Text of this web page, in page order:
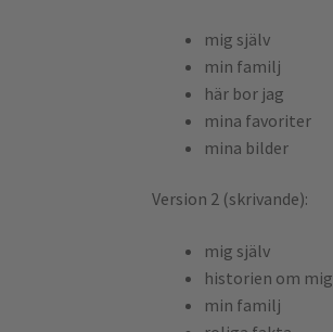
mig själv
min familj
här bor jag
mina favoriter
mina bilder
Version 2 (skrivande):
mig själv
historien om mig
min familj